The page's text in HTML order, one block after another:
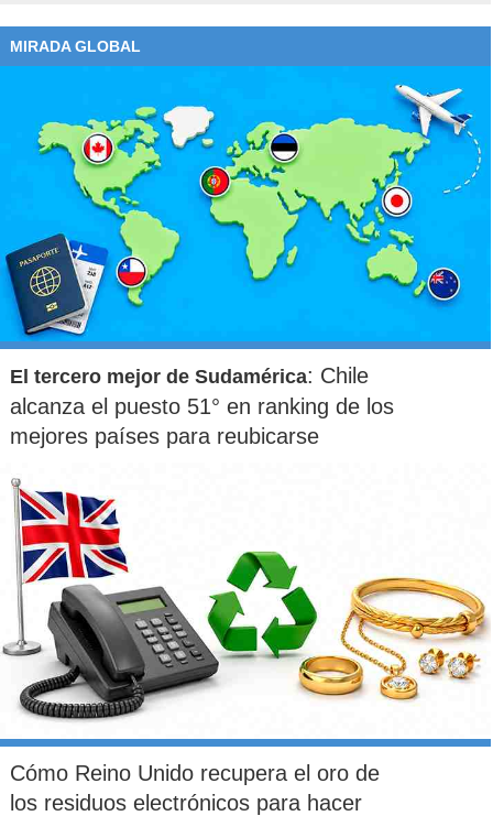
MIRADA GLOBAL
El tercero mejor de Sudamérica: Chile
alcanza el puesto 51° en ranking de los
mejores países para reubicarse
Cómo Reino Unido recupera el oro de
los residuos electrónicos para hacer